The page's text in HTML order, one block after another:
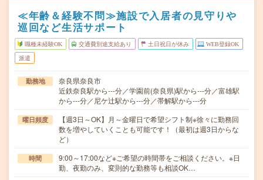
≪年齢＆経験不問≫施設で入居者の見守りや
巡回など生活サポート
職種未経験OK 交通費別途支給あり 土日祝日が休み WEB登録OK
派遣
勤務地
奈良県奈良市
近鉄奈良駅から---分／学園前(奈良県)駅から---分／富雄駅
から---分／尼ケ辻駅から---分／帯解駅から---分
曜日頻度
【週3日～OK】月～金曜日で希望シフト制※徐々に勤務回
数を増やしていくことも可能です！（最初は週3日からな
ど）
時間
9:00～17:00など※ご希望の時間帯をご相談ください。※日
勤、夜勤のみ、変則的な勤務等も相談OK…